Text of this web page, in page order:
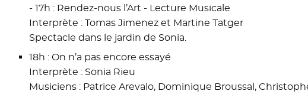
- 17h : Rendez-nous l’Art - Lecture Musicale
Interprète : Tomas Jimenez et Martine Tatger
Spectacle dans le jardin de Sonia.
18h : On n’a pas encore essayé
Interprète : Sonia Rieu
Musiciens : Patrice Arevalo, Dominique Broussal,